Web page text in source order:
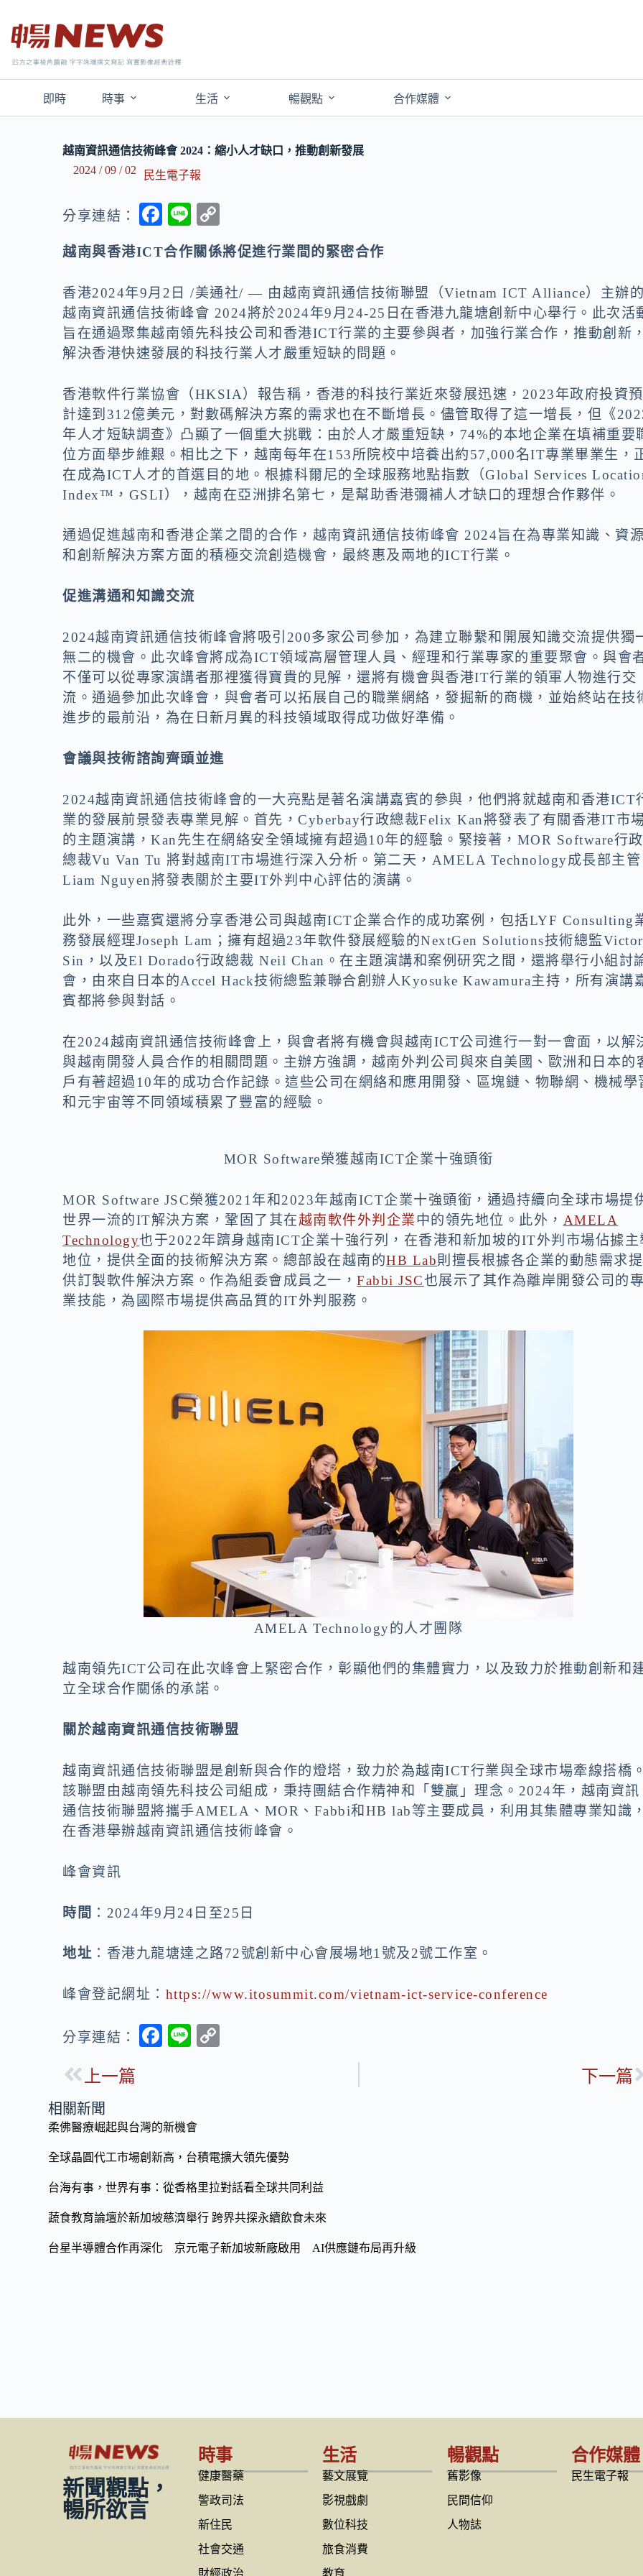
即時 時事 生活 暢觀點 合作媒體
越南資訊通信技術峰會 2024：縮小人才缺口，推動創新發展
2024 / 09 / 02
民生電子報
分享連結：
F
ac
e
b
o
o
k
Li
e
o
p
y
Li
n
k
越南與香港ICT合作關係將促進行業間的緊密合作
香港2024年9月2日 /美通社/ — 由越南資訊通信技術聯盟（Vietnam ICT Alliance）主辦的
越南資訊通信技術峰會 2024將於2024年9月24-25日在香港九龍塘創新中心舉行。此次活
旨在通過聚集越南領先科技公司和香港ICT行業的主要參與者，加強行業合作，推動創新，
解決香港快速發展的科技行業人才嚴重短缺的問題。
香港軟件行業協會（HKSIA）報告稱，香港的科技行業近來發展迅速，2023年政府投資預
計達到312億美元，對數碼解決方案的需求也在不斷增長。儘管取得了這一增長，但《
年人才短缺調查》凸顯了一個重大挑戰：由於人才嚴重短缺，74%的本地企業在填補重要
位方面舉步維艱。相比之下，越南每年在153所院校中培養出約57,000名IT專業畢業生，
在成為ICT人才的首選目的地。根據科爾尼的全球服務地點指數（Global Services
Index™，GSLI），越南在亞洲排名第七，是幫助香港彌補人才缺口的理想合作夥伴。
通過促進越南和香港企業之間的合作， 越南資訊通信技術峰會 2024旨在為專業知識、資源
和創新解決方案方面的積極交流創造機會，最終惠及兩地的ICT行業。
促進溝通和知識交流
2024越南資訊通信技術峰會將吸引200多家公司參加，為建立聯繫和開展知識交流提供獨
無二的機會。此次峰會將成為ICT領域高層管理人員、經理和行業專家的重要聚會。與會
不僅可以從專家演講者那裡獲得寶貴的見解，還將有機會與香港IT行業的領軍人物進行交
流。通過參加此次峰會，與會者可以拓展自己的職業網絡，發掘新的商機，並始終站在技
進步的最前沿，為在日新月異的科技領域取得成功做好準備。
會議與技術諮詢齊頭並進
2024越南資訊通信技術峰會的一大亮點是著名演講嘉賓的參與，他們將就越南和香港ICT
業的發展前景發表專業見解。首先，Cyberbay行政總裁Felix Kan將發表了有關香港IT市
的主題演講，Kan先生在網絡安全領域擁有超過10年的經驗。緊接著，MOR Software行政
總裁Vu Van Tu 將對越南IT市場進行深入分析。第二天，AMELA Technology成長部主管
Liam Nguyen將發表關於主要IT外判 中心評估的演講。
此外，一些嘉賓還將分享香港公司與越南ICT企業合作的成功案例，包括LYF Consulting
務發展經理Joseph Lam；擁有超過23年軟件發展經驗的NextGen Solutions技術總監Victor
Sin，以及El Dorado行政總裁 Neil Chan。在主題演講和案例研究之間，還將舉行小組討
會，由來自日本的Accel Hack技術總監兼聯合創辦人Kyosuke Kawamura主持，所有演講
賓都將參與對話。
在2024越南資訊通信技術峰會 上，與會者將有機會與越南ICT公司進行一對一會面，以解
與越南開發人員合作的相關問題。主辦方強調，越南外判 公司與來自美國、歐洲和日本的
戶有著超過10年的成功合作記錄。這些公司在網絡和應用開發、區塊鏈、物聯網、機械學
和元宇宙等不同領域積累了豐富的經驗。
MOR Software榮獲越南ICT企業十強頭銜
MOR Software JSC榮獲2021年和2023年越南ICT企業十強頭銜 ，通過持續向全球市場提
世界一流的IT解決方案，鞏固了其在越南軟件外判 企業中的領先地位。此外， AMELA
Technology也于2022年躋身越南ICT企業十強行列，在香港和新加坡的IT外判 市場佔據主
地位，提供全面的技術解決方案。總部設在越南的HB Lab則擅長根據各企業的動態需求提
供訂製軟件解決方案。作為組委會成員之一，Fabbi JSC也展示了其作為離岸開發公司的專
業技能，為國際市場提供高品質的IT外判 服務。
AMELA Technology的人才團隊
越南領先ICT公司在此次峰會上緊密合作，彰顯他們的集體實力，以及致力於推動創新和
立全球合作關係的承諾。
關於越南資訊通信技術聯盟
越南資訊通信技術聯盟是創新與合作的燈塔，致力於為越南ICT行業與全球市場牽線搭橋。
該聯盟由越南領先科技公司組成，秉持團結合作精神和「雙贏」理念。2024年，越南資訊
通信技術聯盟將攜手AMELA、MOR、Fabbi和HB lab等主要成員，利用其集體專業知識，
在香港舉辦越南資訊通信技術峰會 。
峰會資訊
時間 ：2024年9月24日至25日
地址 ：香港九龍塘達之路72號創新中心會展場地1號及2號工作室 。
峰會登記網址 ： https://www.itosummit.com/vietnam-ict-service-conference
分享連結：
F
o
o
Li
n
上一篇 下一篇
相關新聞
柔佛醫療崛起與台灣的新機會
全球晶圓代工市場創新高，台積電擴大領先優勢
台海有事，世界有事：從香格里拉對話看全球共同利益
蔬食教育論壇於新加坡慈濟舉行 跨界共探永續飲食未來
台星半導體合作再深化 京元電子新加坡新廠啟用 AI供應鏈布局再升級
新聞觀點，
暢所欲言
時事
健康醫藥
警政司法
新住民
社會交通
財經政治
生活
藝文展覽
影視戲劇
數位科技
旅食消費
教育
暢觀點
舊影像
民間信仰
人物誌
合作媒體
民生電子報